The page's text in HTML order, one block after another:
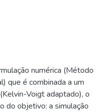
numérica (Método
que é combinada a um
Voigt adaptado), o
do objetivo: a simulação